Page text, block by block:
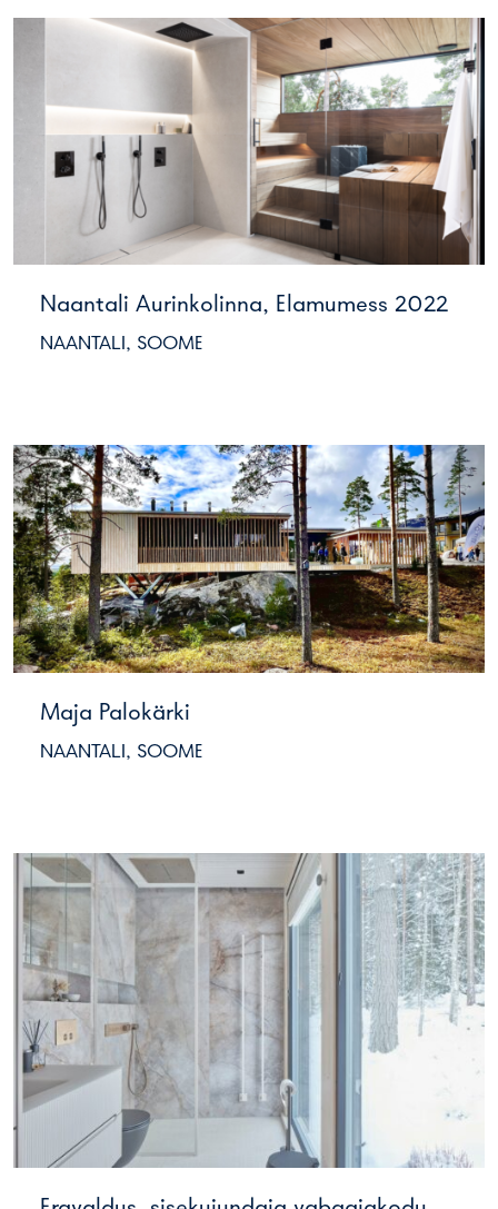
Naantali Aurinkolinna, Elamumess 2022
NAANTALI, SOOME
Maja Palokärki
NAANTALI, SOOME